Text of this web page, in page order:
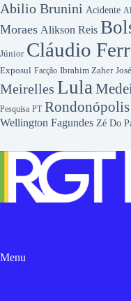
Abilio Brunini Acidente
Moraes Alikson Reis
Júnior Cláudio
Exposul Facção Ibrahim Zaher
Meirelles Lula
Pesquisa PT Rondonópolis
Wellington Fagundes Zé Do
Menu